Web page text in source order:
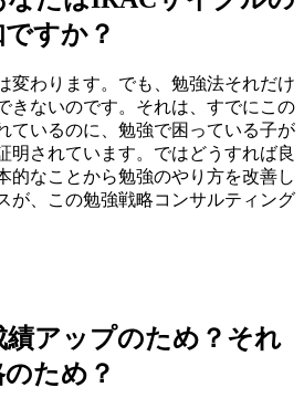
すか？
変わります。でも、勉強法それだけ
きないのです。それは、すでにこの
ているのに、勉強で困っている子が
明されています。ではどうすれば良
的なことから勉強のやり方を改善し
が、この勉強戦略コンサルティング
アップのため？それ
ため？